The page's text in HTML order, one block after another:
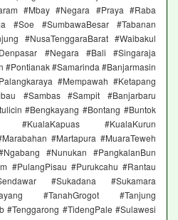
#Mbay #Negara #Praya #Raba
#Soe #SumbawaBesar #Tabanan
#NusaTenggaraBarat #Waibakul
#Negara #Bali #Singaraja
#Pontianak #Samarinda #Banjarmasin
#Mempawah #Ketapang
#Sambas #Sampit #Banjarbaru
#Bengkayang #Bontang #Buntok
#KualaKapuas #KualaKurun
#Martapura #MuaraTeweh
#Nunukan #PangkalanBun
#PulangPisau #Purukcahu #Rantau
#Sukadana #Sukamara
#TanahGrogot #Tanjung
#Tenggarong #TidengPale #Sulawesi